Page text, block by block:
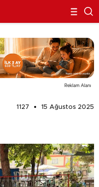
Reklam Alanı
1127
15 Ağustos 2025